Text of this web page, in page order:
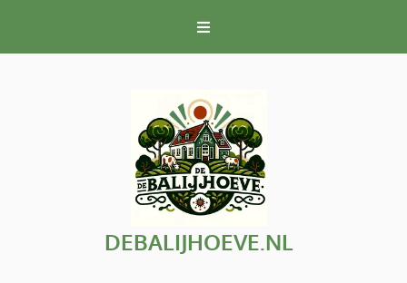
inhoud
DEBALIJHOEVE.NL